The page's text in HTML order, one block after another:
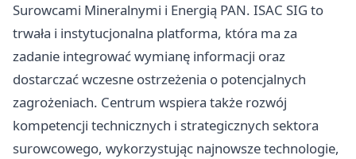
Surowcami Mineralnymi i Energią PAN. ISAC SIG to
trwała i instytucjonalna platforma, która ma za
zadanie integrować wymianę informacji oraz
dostarczać wczesne ostrzeżenia o potencjalnych
zagrożeniach. Centrum wspiera także rozwój
kompetencji technicznych i strategicznych sektora
surowcowego, wykorzystując najnowsze technologie,